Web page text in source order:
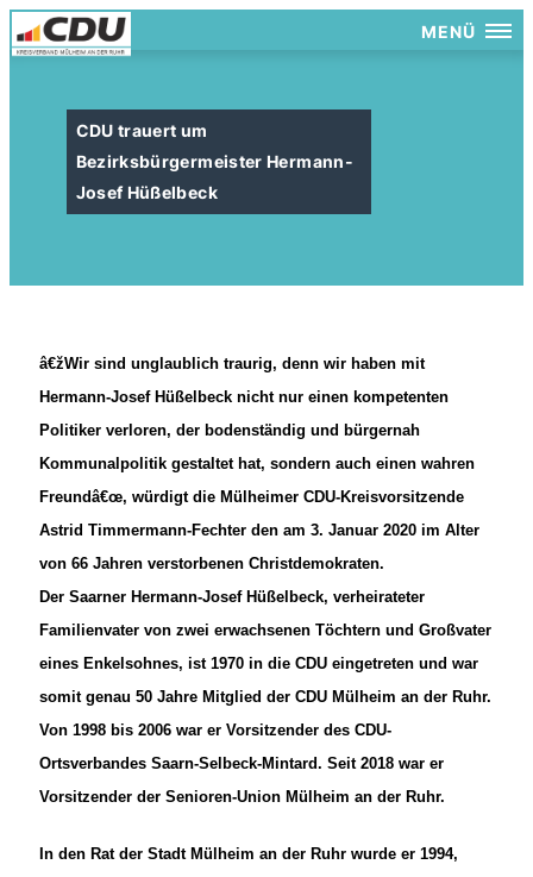
MENÜ
CDU trauert um
Bezirksbürgermeister Hermann-
Josef Hüßelbeck
žWir sind unglaublich traurig, denn wir haben mit
Hermann-Josef Hüßelbeck nicht nur einen kompetenten
Politiker verloren, der bodenständig und bürgernah
Kommunalpolitik gestaltet hat, sondern auch einen wahren
Freundâ€œ, würdigt die Mülheimer CDU-Kreisvorsitzende
Astrid Timmermann-Fechter den am 3. Januar 2020 im Alter
von 66 Jahren verstorbenen Christdemokraten.
Der Saarner Hermann-Josef Hüßelbeck, verheirateter
Familienvater von zwei erwachsenen Töchtern und Großvater
eines Enkelsohnes, ist 1970 in die CDU eingetreten und war
somit genau 50 Jahre Mitglied der CDU Mülheim an der Ruhr.
Von 1998 bis 2006 war er Vorsitzender des CDU-
Ortsverbandes Saarn-Selbeck-Mintard. Seit 2018 war er
Vorsitzender der Senioren-Union Mülheim an der Ruhr.
In den Rat der Stadt Mülheim an der Ruhr wurde er 1994,